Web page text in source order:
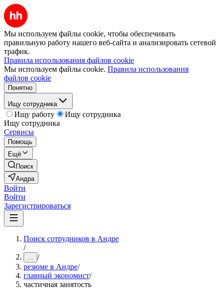
Мы используем файлы cookie, чтобы обеспечивать
правильную работу нашего веб-сайта и анализировать сетевой
трафик.
Правила использования файлов cookie
Мы используем файлы cookie. Правила использования
файлов cookie
Понятно
Ищу сотрудника
Ищу работу
Ищу сотрудника
Ищу сотрудника
Сервисы
Помощь
Ещё
Поиск
Андра
Войти
Войти
Зарегистрироваться
Поиск сотрудников в Андре
/
... /
резюме в Андре/
главный экономист/
частичная занятость